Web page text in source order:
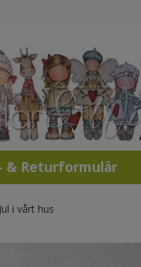
& Returformulär
i vårt hus